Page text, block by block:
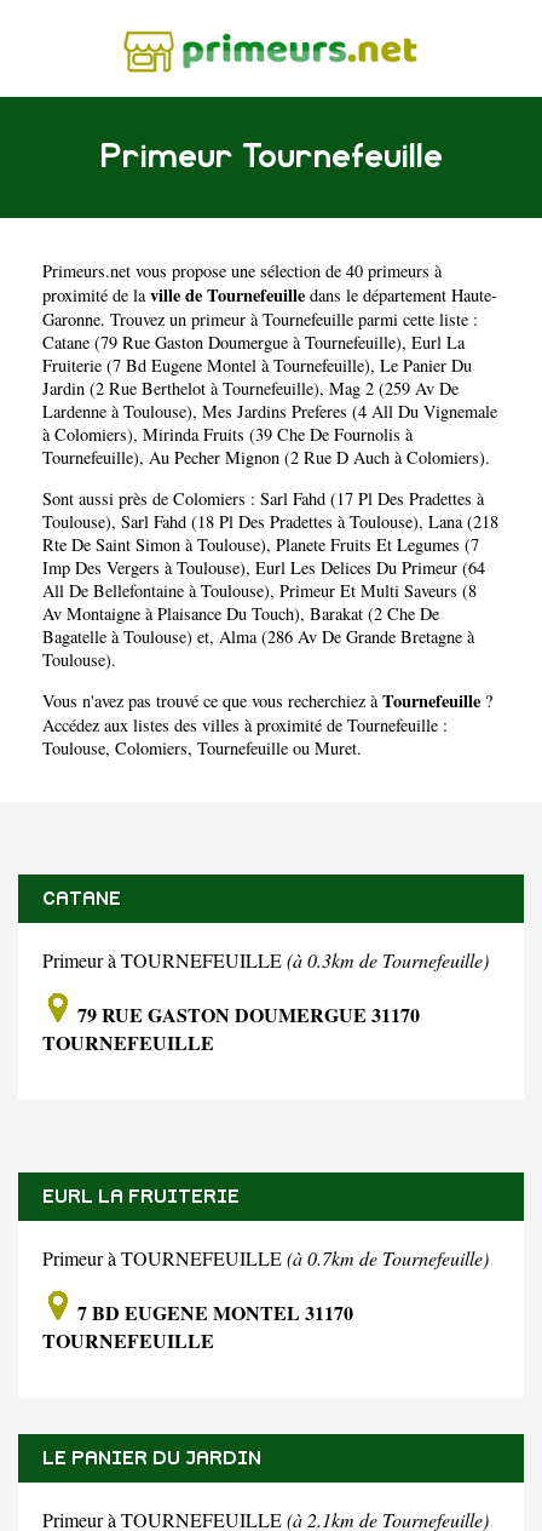
Primeur Tournefeuille
Primeurs.net vous propose une sélection de 40 primeurs à
proximité de laville de Tournefeuille dans le département Haute-
Garonne. Trouvez un primeur à Tournefeuille parmi cette liste :
Catane (79 Rue Gaston Doumergue à Tournefeuille), Eurl La
Fruiterie (7 Bd Eugene Montel à Tournefeuille), Le Panier Du
Jardin (2 Rue Berthelot à Tournefeuille), Mag 2 (259 Av De
Lardenne à Toulouse), Mes Jardins Preferes (4 All Du Vignemale
à Colomiers), Mirinda Fruits (39 Che De Fournolis à
Tournefeuille), Au Pecher Mignon (2 Rue D Auch à Colomiers).
Sont aussi près de Colomiers : Sarl Fahd (17 Pl Des Pradettes à
Toulouse), Sarl Fahd (18 Pl Des Pradettes à Toulouse), Lana (218
Rte De Saint Simon à Toulouse), Planete Fruits Et Legumes (7
Imp Des Vergers à Toulouse), Eurl Les Delices Du Primeur (64
All De Bellefontaine à Toulouse), Primeur Et Multi Saveurs (8
Av Montaigne à Plaisance Du Touch), Barakat (2 Che De
Bagatelle à Toulouse) et, Alma (286 Av De Grande Bretagne à
Toulouse).
Vous n'avez pas trouvé ce que vous recherchiez àTournefeuille ?
Accédez aux listes des villes à proximité de Tournefeuille :
Toulouse, Colomiers, Tournefeuille ou Muret.
CATANE
Primeur à TOURNEFEUILLE(à 0.3km de Tournefeuille)
79 RUE GASTON DOUMERGUE 31170
TOURNEFEUILLE
EURL LA FRUITERIE
Primeur à TOURNEFEUILLE(à 0.7km de Tournefeuille)
7 BD EUGENE MONTEL 31170
TOURNEFEUILLE
LE PANIER DU JARDIN
Primeur à TOURNEFEUILLE(à 2.1km de Tournefeuille)